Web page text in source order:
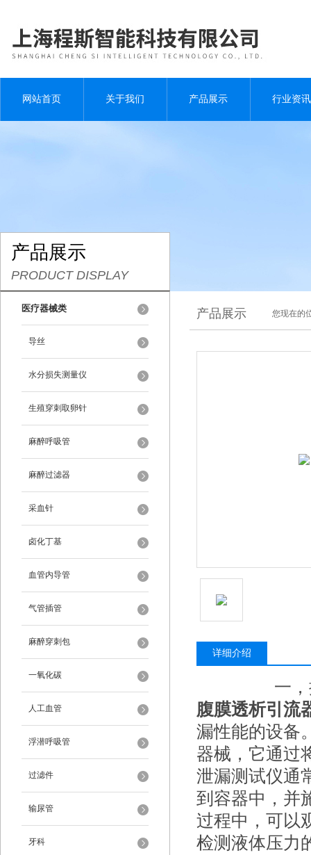
网站首页 关于我们 产品展示 行业资讯
产品展示
PRODUCT DISPLAY
医疗器械类
导丝
水分损失测量仪
生殖穿刺取卵针
麻醉呼吸管
麻醉过滤器
采血针
卤化丁基
血管内导管
气管插管
麻醉穿刺包
一氧化碳
人工血管
浮潜呼吸管
过滤件
输尿管
牙科
产品展示 您现在的
详细介绍
一
腹膜透析引流
漏性能的设备
器械，它通过
泄漏测试仪通
到容器中，并
过程中，可以
检测液体压力